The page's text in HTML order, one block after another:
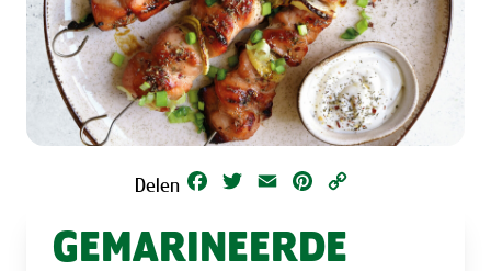
Delen Facebook
Twitter Email Pinterest
GEMARINEERDE